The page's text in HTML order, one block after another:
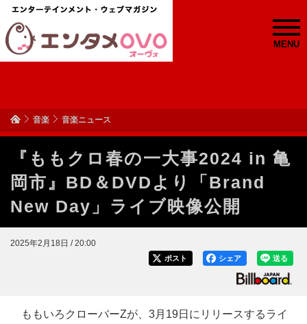
MENU
音楽 音楽ニュース
『ももクロ春の一大事2024 in 亀
岡市』BD＆DVDより「Brand
New Day」ライブ映像公開
2025年2月18日 / 20:00
送る
シェア
ポスト
ももいろクローバーZが、3月19日にリリースするライ